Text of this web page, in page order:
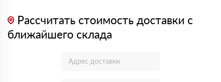
Рассчитать стоимость доставки с
ближайшего склада